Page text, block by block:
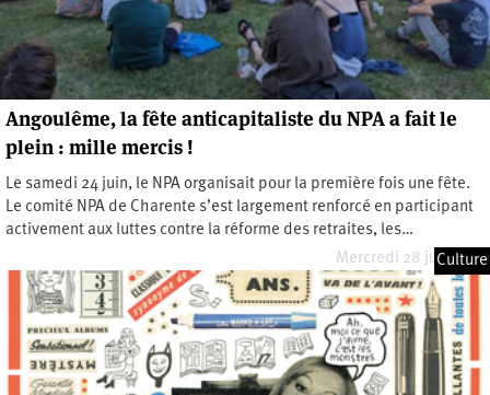
Angoulême, la fête anticapitaliste du NPA a fait le
plein : mille mercis !
Le samedi 24 juin, le NPA organisait pour la première fois une fête.
Le comité NPA de Charente s’est largement renforcé en participant
activement aux luttes contre la réforme des retraites, les…
Mercredi 28 juin 2023
Culture